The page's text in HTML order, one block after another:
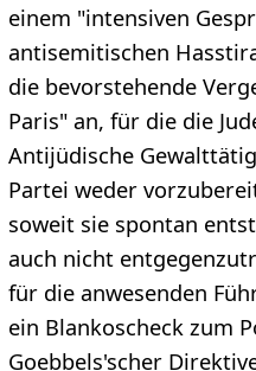
einem "intensiven
antisemitischen
die bevorstehende
Paris" an, für die die
Antijüdische
Partei weder
soweit sie spontan
auch nicht
für die anwesenden
ein Blankoscheck zum
Goebbels'scher